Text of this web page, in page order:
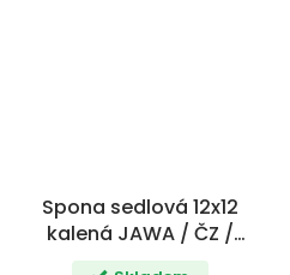
Spona sedlová 12x12
kalená JAWA / ČZ /
SIMSON / MZ CZ+